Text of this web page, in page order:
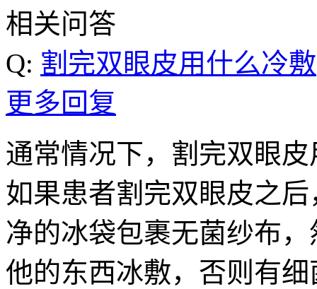
相关问答
Q: 割完双眼皮用什么冷敷
更多回复
通常情况下，割完双眼
如果患者割完双眼皮之
净的冰袋包裹无菌纱布
他的东西冰敷，否则有